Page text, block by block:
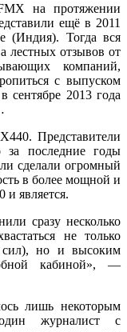
на протяжении
ещё в 2011
(Индия). Тогда вся
лестных отзывов от
компаний,
с выпуском
2013 года
Представители
за последние годы
сделали огромный
в более мощной и
является.
сразу несколько
не только
но и высоким
кабиной», —
лишь некоторым
журналист с